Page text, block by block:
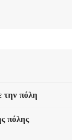
την πόλη
πόλης